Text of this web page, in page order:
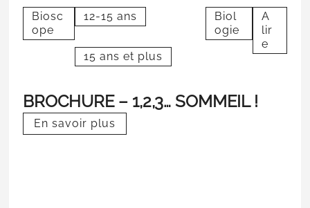
Biosc
ope
12-15 ans
15 ans et plus
Biol
ogie
A
lir
e
BROCHURE – 1,2,3… SOMMEIL !
En savoir plus